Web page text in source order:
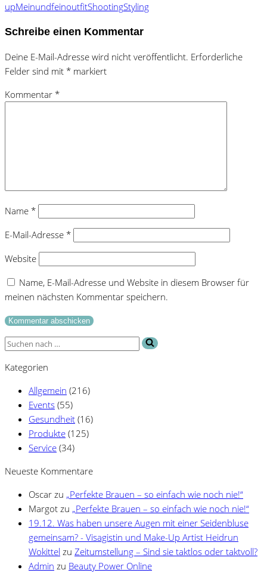
upMeinundfeinoutfitShootingStyling
Schreibe einen Kommentar
Deine E-Mail-Adresse wird nicht veröffentlicht. Erforderliche
Felder sind mit * markiert
Kommentar *
Name *
E-Mail-Adresse *
Website
Name, E-Mail-Adresse und Website in diesem Browser für
meinen nächsten Kommentar speichern.
Suchen
Kategorien
Allgemein (216)
Events (55)
Gesundheit (16)
Produkte (125)
Service (34)
Neueste Kommentare
Oscar zu „Perfekte Brauen – so einfach wie noch nie!“
Margot zu „Perfekte Brauen – so einfach wie noch nie!“
19.12. Was haben unsere Augen mit einer Seidenbluse
gemeinsam? - Visagistin und Make-Up Artist Heidrun
Wokittel zu Zeitumstellung – Sind sie taktlos oder taktvoll?
Admin zu Beauty Power Online